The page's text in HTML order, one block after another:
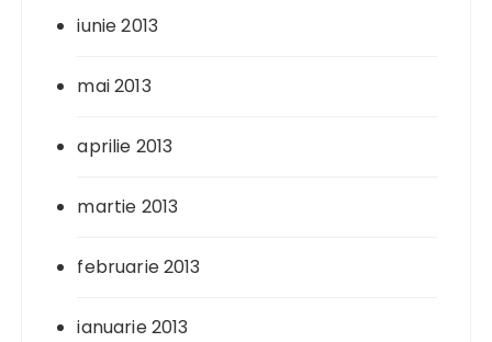
iunie 2013
mai 2013
aprilie 2013
martie 2013
februarie 2013
ianuarie 2013